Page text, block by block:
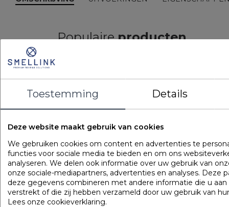
Populaireproducten
Toestemming Details
Deze website maakt gebruik van cookies
We gebruiken cookies om content en advertenties te
functies voor sociale media te bieden en om ons
analyseren. We delen ook informatie over uw gebruik van
onze sociale-mediapartners, advertenties en analyses. Deze
deze gegevens combineren met andere informatie die u
verstrekt of die zij hebben verzameld door uw gebruik van
Lees onze cookieverklaring.